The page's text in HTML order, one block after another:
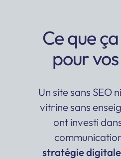
Ce que
pour
Un site sans SEO
vitrine sans
ont investi
stratégie